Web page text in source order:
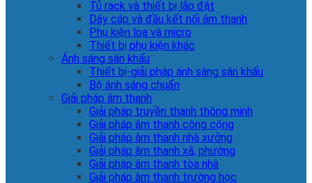
Tủ rack và thiết bị lắp đặt
Dây cáp và đầu kết nối âm thanh
Phụ kiện loa và micro
Thiết bị phụ kiện khác
Ánh sáng sân khấu
Thiết bị-giải pháp ánh sáng sân khấu
Bộ ánh sáng chuẩn
Giải pháp âm thanh
Giải pháp truyền thanh thông minh
Giải pháp âm thanh công cộng
Giải pháp âm thanh nhà xưởng
Giải pháp âm thanh xã, phường
Giải pháp âm thanh tòa nhà
Giải pháp âm thanh trường học